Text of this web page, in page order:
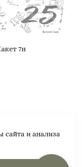
7н
и анализа